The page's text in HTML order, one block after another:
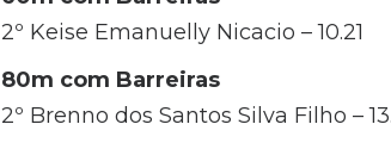
2º Keise Emanuelly Nicacio – 10.21
80m com Barreiras
2º Brenno dos Santos Silva Filho –